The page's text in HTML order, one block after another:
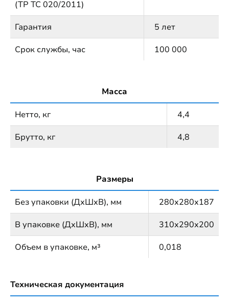
(ТР ТС 020/2011)
Гарантия
5 лет
Срок службы, час
100 000
Масса
Нетто, кг
4,4
Брутто, кг
4,8
Размеры
Без упаковки (ДхШхВ), мм
280х280х187
В упаковке (ДхШхВ), мм
310х290х200
Объем в упаковке, м³
0,018
Техническая документация